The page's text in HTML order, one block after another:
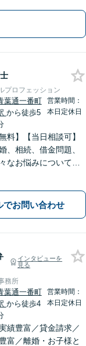
プロフェッション
葉通一番町
から徒歩5
営業時間：
本日定休日
料】【当日相談可】
、相続、借金問題、
なお悩みについて、
。
でお問い合わせ
インタビューを
見る
務所
葉通一番町
から徒歩4
営業時間：
本日定休日
績豊富／貸金請求／
富／離婚・お子様と